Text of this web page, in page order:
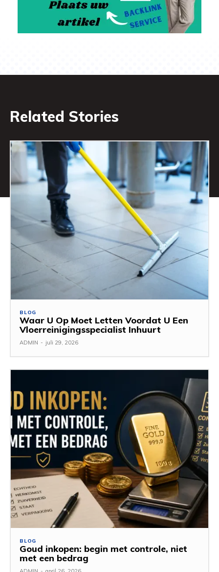
Related Stories
BLOG
Waar U Op Moet Letten Voordat U Een
Vloerreinigingsspecialist Inhuurt
ADMIN - juli 29, 2026
BLOG
Goud inkopen: begin met controle, niet
met een bedrag